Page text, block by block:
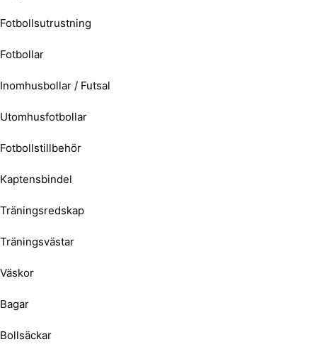
Fotbollsutrustning
Fotbollar
Inomhusbollar / Futsal
Utomhusfotbollar
Fotbollstillbehör
Kaptensbindel
Träningsredskap
Träningsvästar
Väskor
Bagar
Bollsäckar